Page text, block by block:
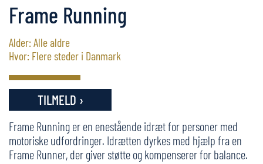
Frame Running
Alder: Alle aldre
Hvor: Flere steder i Danmark
TILMELD ›
Frame Running er en enestående idræt for personer med
motoriske udfordringer. Idrætten dyrkes med hjælp fra en
Frame Runner, der giver støtte og kompenserer for balance.